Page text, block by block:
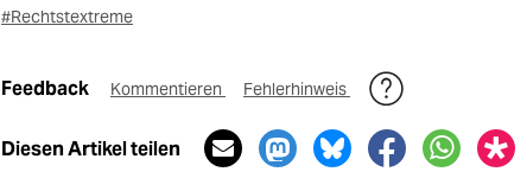
#Rechtstextreme
Feedback Kommentieren Fehlerhinweis
Diesen Artikel teilen